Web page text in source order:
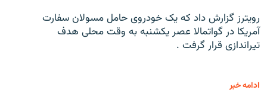
رویترز گزارش داد که یک خودروی حامل مسولان سفارت
آمریکا در گواتمالا عصر یکشنبه به وقت محلی هدف
تیراندازی قرار گرفت .
ادامه خبر